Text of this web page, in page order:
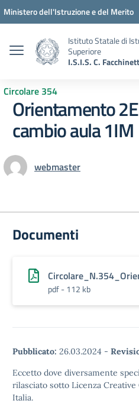
Vai ai contenuti
Vai al menu di navigazione
Vai al footer
Ministero dell'Istruzione e del Merito
Istituto Statale di
Superiore
I.S.I.S. C.
Circolare 354
Orientamento
cambio aula 1IM
webmaster
Documenti
pdf - 112 kb
Pubblicato: 26.03.2024 -
Eccetto dove diversamente
rilasciato sotto Licenza
Italia.